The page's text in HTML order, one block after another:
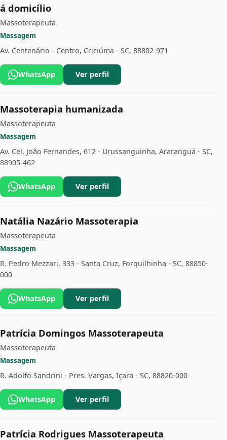
á domicílio
Massoterapeuta
Massagem
Av. Centenário - Centro, Criciúma - SC, 88802-971
WhatsApp Ver perfil
Massoterapia humanizada
Massoterapeuta
Massagem
Av. Cel. João Fernandes, 612 - Urussanguinha, Araranguá - SC,
88905-462
WhatsApp Ver perfil
Natália Nazário Massoterapia
Massoterapeuta
Massagem
R. Pedro Mezzari, 333 - Santa Cruz, Forquilhinha - SC, 88850-
000
WhatsApp Ver perfil
Patrícia Domingos Massoterapeuta
Massoterapeuta
Massagem
R. Adolfo Sandrini - Pres. Vargas, Içara - SC, 88820-000
WhatsApp Ver perfil
Patrícia Rodrigues Massoterapeuta